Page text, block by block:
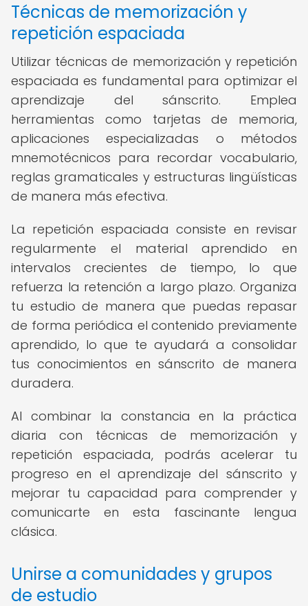
Técnicas de memorización y
repetición espaciada
Utilizar técnicas de memorización y repetición
espaciada es fundamental para optimizar el
aprendizaje del sánscrito. Emplea
herramientas como tarjetas de memoria,
aplicaciones especializadas o métodos
mnemotécnicos para recordar vocabulario,
reglas gramaticales y estructuras lingüísticas
de manera más efectiva.
La repetición espaciada consiste en revisar
regularmente el material aprendido en
intervalos crecientes de tiempo, lo que
refuerza la retención a largo plazo. Organiza
tu estudio de manera que puedas repasar
de forma periódica el contenido previamente
aprendido, lo que te ayudará a consolidar
tus conocimientos en sánscrito de manera
duradera.
Al combinar la constancia en la práctica
diaria con técnicas de memorización y
repetición espaciada, podrás acelerar tu
progreso en el aprendizaje del sánscrito y
mejorar tu capacidad para comprender y
comunicarte en esta fascinante lengua
clásica.
Unirse a comunidades y grupos
de estudio